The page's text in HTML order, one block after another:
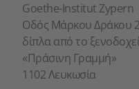
Goethe-Institut Zypern
Οδός Μάρκου Δράκου
δίπλα από το
«Πράσινη Γραμμή»
1102 Λευκωσία